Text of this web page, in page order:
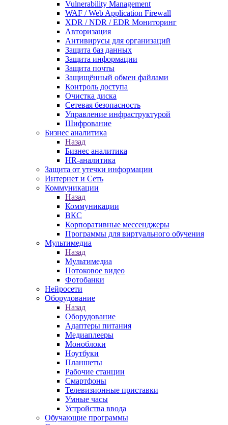
Vulnerability Management
WAF / Web Application Firewall
XDR / NDR / EDR Мониторинг
Авторизация
Антивирусы для организаций
Защита баз данных
Защита информации
Защита почты
Защищённый обмен файлами
Контроль доступа
Очистка диска
Сетевая безопасность
Управление инфраструктурой
Шифрование
Бизнес аналитика
Назад
Бизнес аналитика
HR-аналитика
Защита от утечки информации
Интернет и Сеть
Коммуникации
Назад
Коммуникации
ВКС
Корпоративные мессенджеры
Программы для виртуального обучения
Мультимедиа
Назад
Мультимедиа
Потоковое видео
Фотобанки
Нейросети
Оборудование
Назад
Оборудование
Адаптеры питания
Медиаплееры
Моноблоки
Ноутбуки
Планшеты
Рабочие станции
Смартфоны
Телевизионные приставки
Умные часы
Устройства ввода
Обучающие программы